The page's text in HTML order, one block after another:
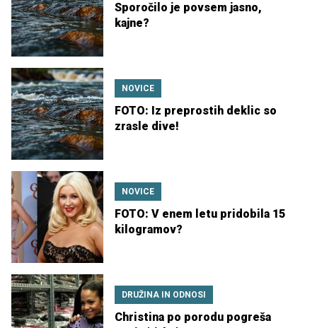
Sporočilo je povsem jasno,
kajne?
NOVICE
FOTO: Iz preprostih deklic so
zrasle dive!
NOVICE
FOTO: V enem letu pridobila 15
kilogramov?
DRUŽINA IN ODNOSI
Christina po porodu pogreša